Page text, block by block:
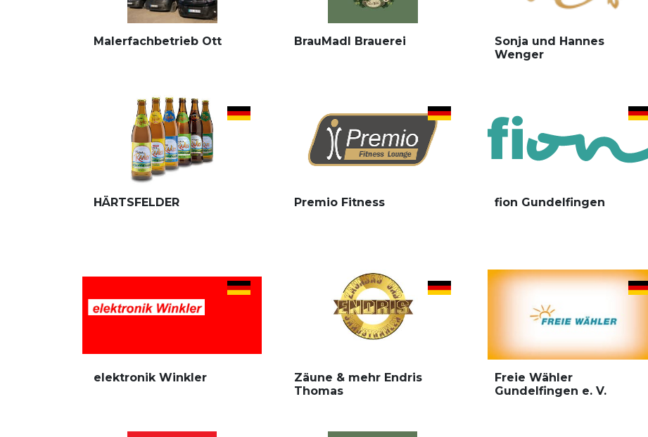
Malerfachbetrieb Ott BrauMadl Brauerei
Sonja und Hannes
Wenger
HÄRTSFELDER Premio Fitness fion Gundelfingen
elektronik Winkler
Zäune & mehr Endris
Thomas
Freie Wähler
Gundelfingen e. V.